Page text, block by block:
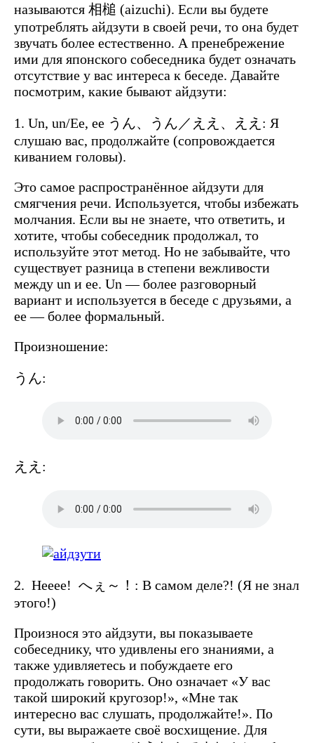
называются 相槌 (aizuchi). Если вы будете
употреблять айдзути в своей речи, то она будет
звучать более естественно. А пренебрежение
ими для японского собеседника будет означать
отсутствие у вас интереса к беседе. Давайте
посмотрим, какие бывают айдзути:
1. Un, un/Ee, ee うん、うん／ええ、ええ : Я
слушаю вас, продолжайте (сопровождается
киванием головы).
Это самое распространённое айдзути для
смягчения речи. Используется, чтобы избежать
молчания. Если вы не знаете, что ответить, и
хотите, чтобы собеседник продолжал, то
используйте этот метод. Но не забывайте, что
существует разница в степени вежливости
между un и ee. Un — более разговорный
вариант и используется в беседе с друзьями, а
ee — более формальный.
Произношение:
うん:
ええ:
2. Heeee! へぇ～！ : В самом деле?! (Я не знал
этого!)
Произнося это айдзути, вы показываете
собеседнику, что удивлены его знаниями, а
также удивляетесь и побуждаете его
продолжать говорить. Оно означает «У вас
такой широкий кругозор!», «Мне так
интересно вас слушать, продолжайте!». По
сути, вы выражаете своё восхищение. Для